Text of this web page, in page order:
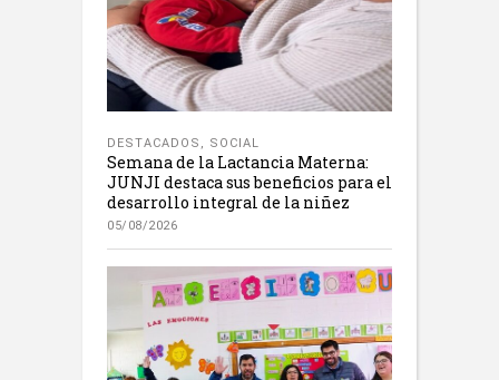
DESTACADOS , SOCIAL
Semana de la Lactancia Materna:
JUNJI destaca sus beneficios para el
desarrollo integral de la niñez
05/08/2026